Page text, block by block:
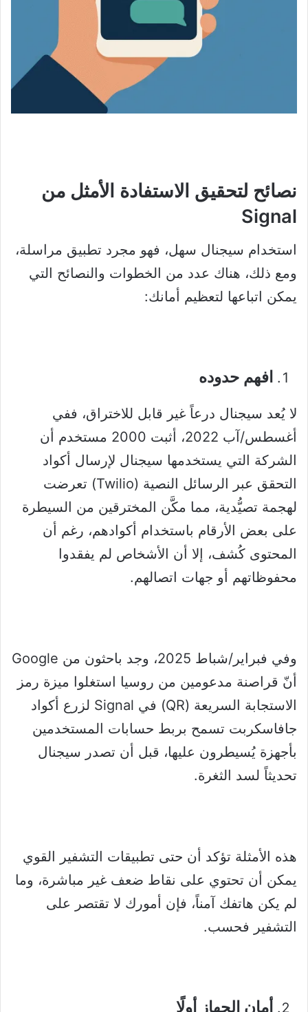
نصائح لتحقيق الاستفادة الأمثل من
Signal
استخدام سيجنال سهل، فهو مجرد تطبيق مراسلة،
ومع ذلك، هناك عدد من الخطوات والنصائح التي
يمكن اتباعها لتعظيم أمانك:
افهم حدوده
لا يُعد سيجنال درعاً غير قابل للاختراق، ففي
أغسطس/آب 2022، أثبت 2000 مستخدم أن
الشركة التي يستخدمها سيجنال لإرسال أكواد
التحقق عبر الرسائل النصية (Twilio) تعرضت
لهجمة تصيُّدية، مما مكَّن المخترقين من السيطرة
على بعض الأرقام باستخدام أكوادهم، رغم أن
المحتوى كُشف، إلا أن الأشخاص لم يفقدوا
محفوظاتهم أو جهات اتصالهم.
وفي فبراير/شباط 2025، وجد باحثون من Google
أنّ قراصنة مدعومين من روسيا استغلوا ميزة رمز
الاستجابة السريعة (QR) في Signal لزرع أكواد
جافاسكربت تسمح بربط حسابات المستخدمين
بأجهزة يُسيطرون عليها، قبل أن تصدر سيجنال
تحديثاً لسد الثغرة.
هذه الأمثلة تؤكد أن حتى تطبيقات التشفير القوي
يمكن أن تحتوي على نقاط ضعف غير مباشرة، وما
لم يكن هاتفك آمناً، فإن أمورك لا تقتصر على
التشفير فحسب.
أمان الجهاز أولًا